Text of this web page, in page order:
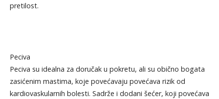
pretilost.
Peciva
Peciva su idealna za doručak u pokretu, ali su obično bogata
zasićenim mastima, koje povećavaju povećava rizik od
kardiovaskularnih bolesti. Sadrže i dodani šećer, koji povećava